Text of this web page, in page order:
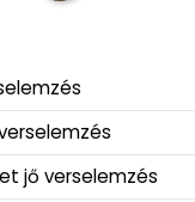
jő verselemzés